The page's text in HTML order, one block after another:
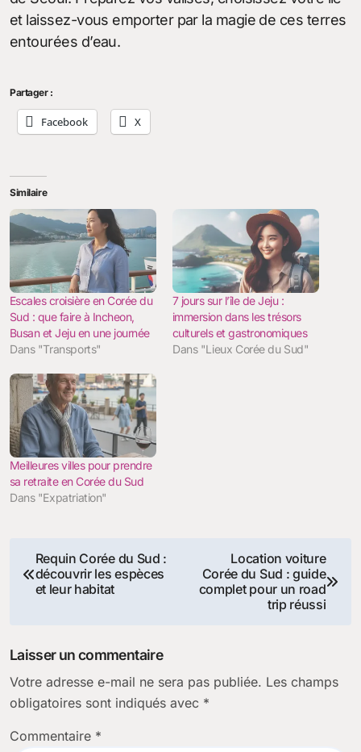
et laissez-vous emporter par la magie de ces terres
entourées d’eau.
Partager :
Facebook X
Similaire
Escales croisière en Corée du
Sud : que faire à Incheon,
Busan et Jeju en une journée
Dans "Transports"
7 jours sur l’île de Jeju :
immersion dans les trésors
culturels et gastronomiques
Dans "Lieux Corée du Sud"
Meilleures villes pour prendre
sa retraite en Corée du Sud
Dans "Expatriation"
Navigation
de
Requin Corée du Sud :
découvrir les espèces
et leur habitat
Location voiture
Corée du Sud : guide
complet pour un road
trip réussi
Laisser un commentaire
Votre adresse e-mail ne sera pas publiée. Les champs
obligatoires sont indiqués avec *
Commentaire *